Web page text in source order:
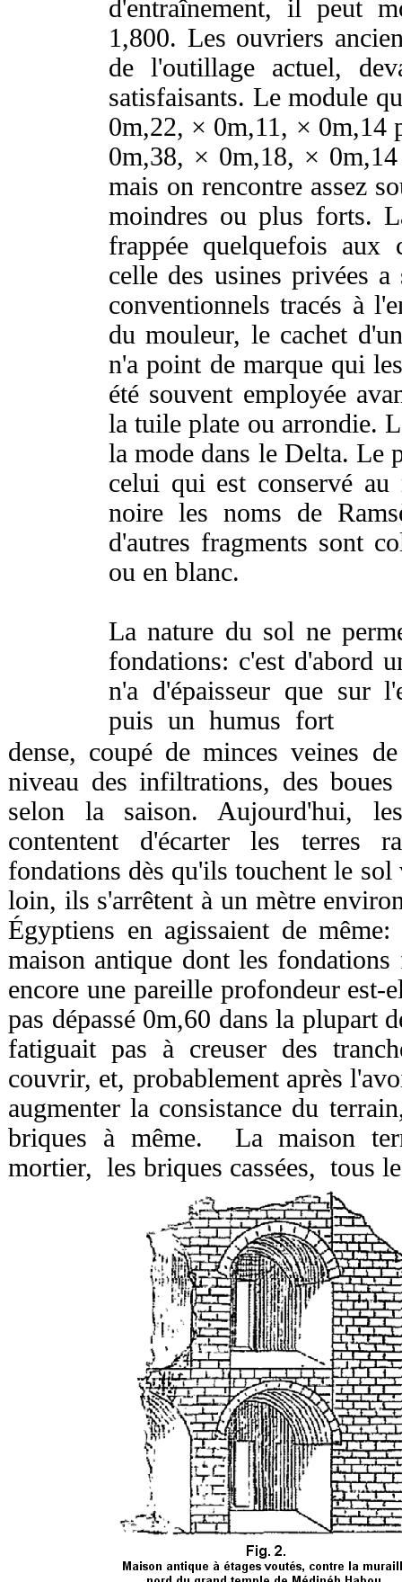
d'entraînement, il peut
1,800. Les ouvriers
de l'outillage actuel,
satisfaisants. Le module
0m,22, × 0m,11, × 0m,14
0m,38, × 0m,18, ×
mais on rencontre assez
moindres ou plus forts.
frappée quelquefois aux
celle des usines privées
conventionnels tracés à
du mouleur, le cachet
n'a point de marque qui
été souvent employée
la tuile plate ou arrondie.
la mode dans le Delta. Le
celui qui est conservé
noire les noms de
d'autres fragments sont
ou en blanc.
La nature du sol ne
fondations: c'est d'abord
n'a d'épaisseur que sur
puis un humus fort
dense, coupé de minces veines
niveau des infiltrations, des
selon la saison. Aujourd'hui,
contentent d'écarter les terres
fondations dès qu'ils touchent le
loin, ils s'arrêtent à un mètre
Égyptiens en agissaient de
maison antique dont les
encore une pareille profondeur est-
pas dépassé 0m,60 dans la plupart
fatiguait pas à creuser des
couvrir, et, probablement après
augmenter la consistance du
briques à même. La maison
mortier, les briques cassées, tous